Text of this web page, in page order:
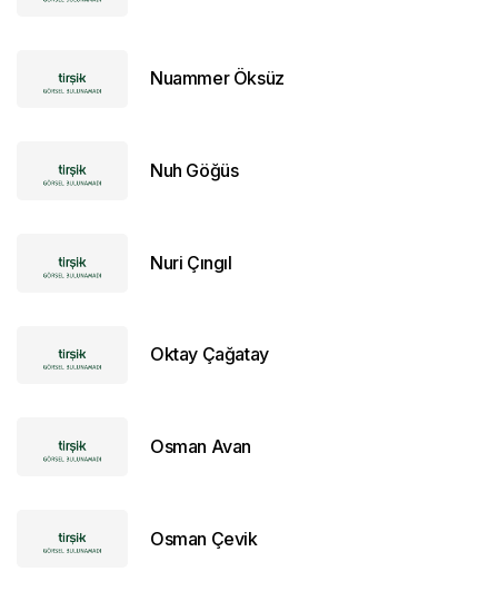
Nuammer Öksüz
Nuh Göğüs
Nuri Çıngıl
Oktay Çağatay
Osman Avan
Osman Çevik